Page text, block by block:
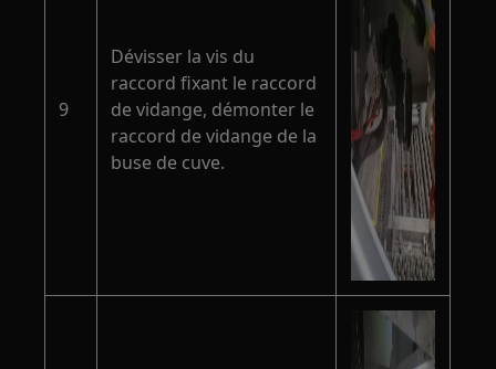
9
Dévisser la vis du
raccord fixant le raccord
de vidange, démonter le
raccord de vidange de la
buse de cuve.